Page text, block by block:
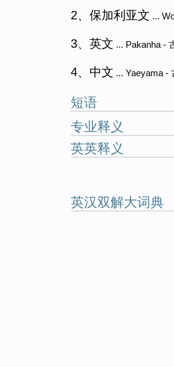
2、保加利亚文 ...
3、英文 ... Pakanha -
4、中文 ... Yaeyama -
短语
专业释义
英英释义
英汉双解大词典